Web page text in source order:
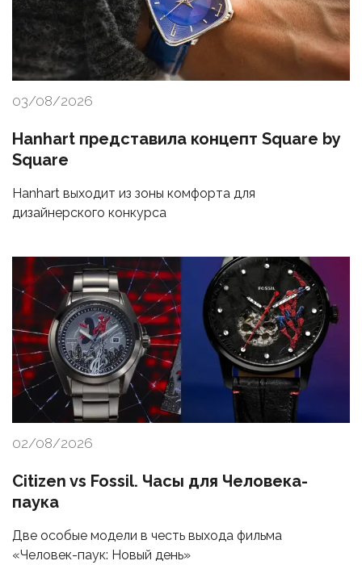
03/08/2026
Hanhart представила концепт Square by
Square
Hanhart выходит из зоны комфорта для
дизайнерского конкурса
02/08/2026
Citizen vs Fossil. Часы для Человека-
паука
Две особые модели в честь выхода фильма
«Человек-паук: Новый день»